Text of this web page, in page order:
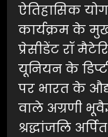
ऐतिहासिक
कार्यक्रम के
प्रेसीडेंट रॉ
यूनियन के
पर भारत के
वाले अग्रणी
श्रद्धांजलि